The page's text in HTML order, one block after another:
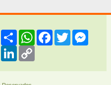
ShareWhatsAppFacebook
Twitter
LinkedInCopy